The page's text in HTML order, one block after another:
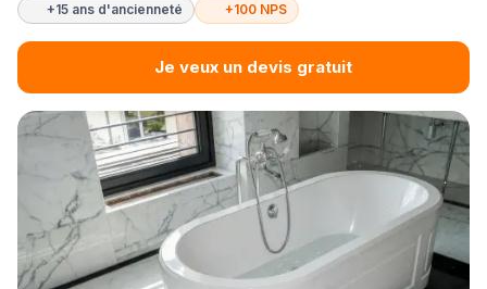
+15 ans d'ancienneté +100 NPS
Je veux un devis gratuit